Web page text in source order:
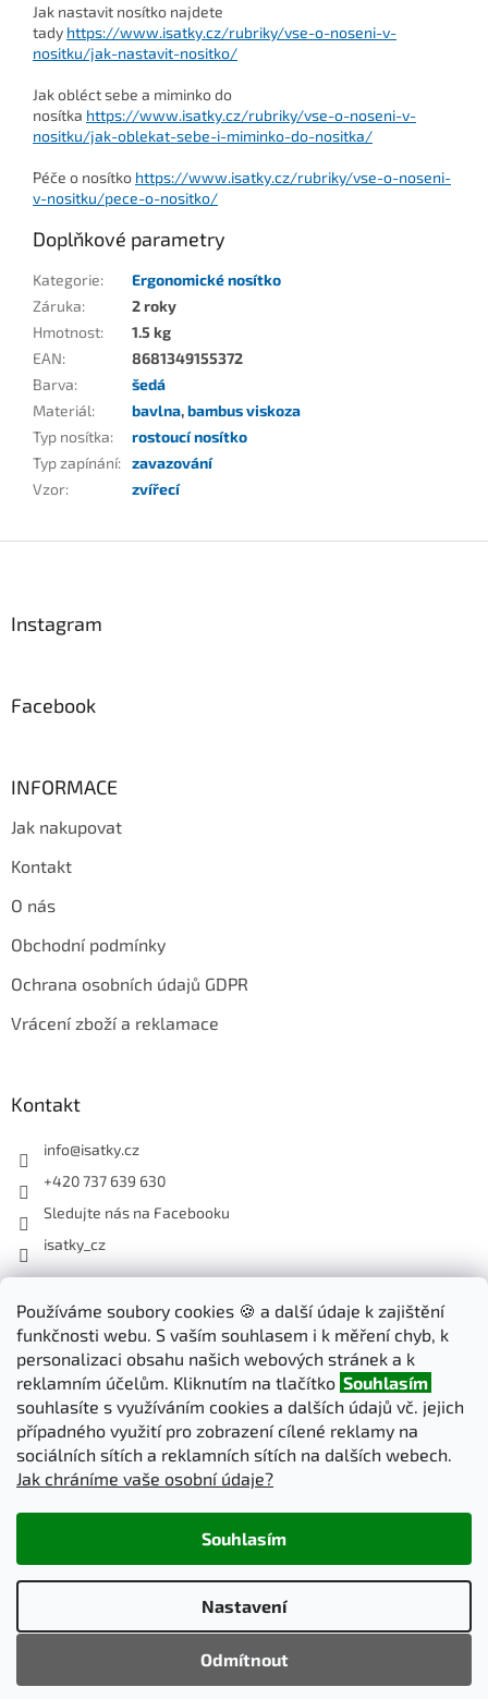
Používáme soubory cookies 🍪 a další údaje k zajištění
funkčnosti webu. S vaším souhlasem i k měření chyb, k
personalizaci obsahu našich webových stránek a k
reklamním účelům. Kliknutím na tlačítko Souhlasím
souhlasíte s využíváním cookies a dalších údajů vč. jejich
případného využití pro zobrazení cílené reklamy na
sociálních sítích a reklamních sítích na dalších webech.
Jak chráníme vaše osobní údaje?
Nastavení
Odmítnout
Souhlasím
Jak nastavit nosítko najdete
tady https://www.isatky.cz/rubriky/vse-o-noseni-v-
nositku/jak-nastavit-nositko/
Jak obléct sebe a miminko do
nosítka https://www.isatky.cz/rubriky/vse-o-noseni-v-
nositku/jak-oblekat-sebe-i-miminko-do-nositka/
Péče o nosítko https://www.isatky.cz/rubriky/vse-o-noseni-
v-nositku/pece-o-nositko/
Doplňkové parametry
Kategorie:
Ergonomické nosítko
Záruka:
2 roky
Hmotnost:
1.5 kg
EAN:
8681349155372
Barva:
šedá
Materiál: bavlna,bambus viskoza
Typ nosítka:
rostoucí nosítko
Typ zapínání: zavazování
Vzor: zvířecí
Instagram
Facebook
INFORMACE
Jak nakupovat
Kontakt
O nás
Obchodní podmínky
Ochrana osobních údajů GDPR
Vrácení zboží a reklamace
Kontakt
info@isatky.cz
+420 737 639 630
Sledujte nás na Facebooku
isatky_cz
Odebírat newsletter
Vložte svůj e-mail a my vám budeme zasílat informace o nových
produktech na našem e-shopu.
E-mail
PŘIHLÁSIT SE
nastavení cookies